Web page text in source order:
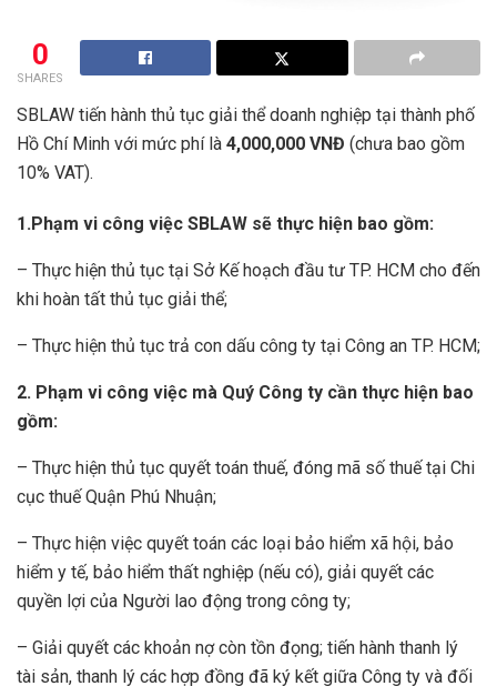
0
SHARES
SBLAW tiến hành thủ tục giải thể doanh nghiệp tại thành phố
Hồ Chí Minh với mức phí là 4,000,000 VNĐ (chưa bao gồm
10% VAT).
1.Phạm vi công việc SBLAW sẽ thực hiện bao gồm:
– Thực hiện thủ tục tại Sở Kế hoạch đầu tư TP. HCM cho đến
khi hoàn tất thủ tục giải thể;
– Thực hiện thủ tục trả con dấu công ty tại Công an TP. HCM;
2. Phạm vi công việc mà Quý Công ty cần thực hiện bao
gồm:
– Thực hiện thủ tục quyết toán thuế, đóng mã số thuế tại Chi
cục thuế Quận Phú Nhuận;
– Thực hiện việc quyết toán các loại bảo hiểm xã hội, bảo
hiểm y tế, bảo hiểm thất nghiệp (nếu có), giải quyết các
quyền lợi của Người lao động trong công ty;
– Giải quyết các khoản nợ còn tồn đọng; tiến hành thanh lý
tài sản, thanh lý các hợp đồng đã ký kết giữa Công ty và đối